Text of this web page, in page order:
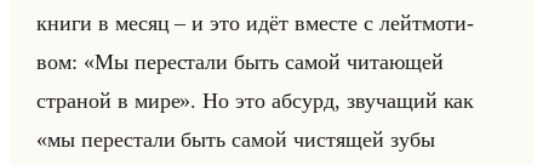
книги в месяц – и это идёт вме­сте с лейт­мо­ти­
вом: «Мы перестали быть самой читающей
страной в мире». Но это аб­сурд, зву­ча­щий как
«мы перестали быть самой чистящей зубы